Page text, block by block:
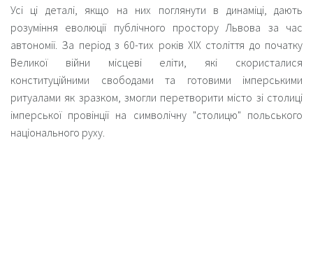
Усі ці деталі, якщо на них поглянути в динаміці, дають
розуміння еволюції публічного простору Львова за час
автономії. За період з 60-тих років ХІХ століття до початку
Великої війни місцеві еліти, які скористалися
конституційними свободами та готовими імперськими
ритуалами як зразком, змогли перетворити місто зі столиці
імперської провінції на символічну "столицю" польського
національного руху.